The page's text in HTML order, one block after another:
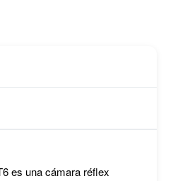
es una cámara réflex